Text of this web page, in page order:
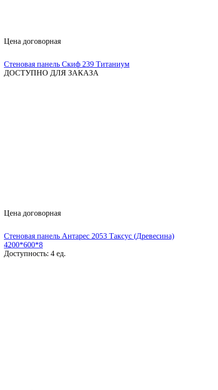
Цена договорная
Стеновая панель Скиф 239 Титаниум
ДОСТУПНО ДЛЯ ЗАКАЗА
Цена договорная
Стеновая панель Антарес 2053 Таксус (Древесина)
4200*600*8
Доступность: 4 ед.